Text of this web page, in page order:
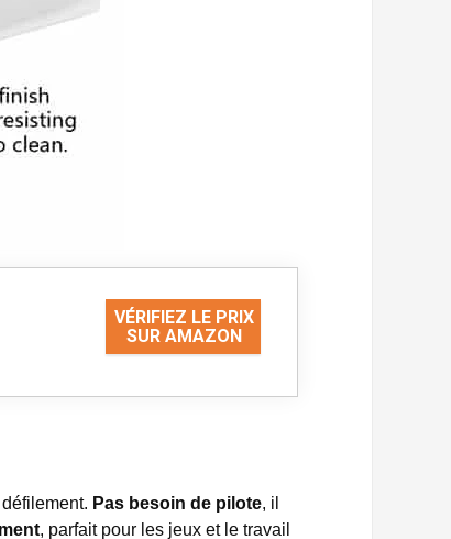
VÉRIFIEZ LE PRIX
SUR AMAZON
Pas besoin de pilote, il
, parfait pour les jeux et le travail